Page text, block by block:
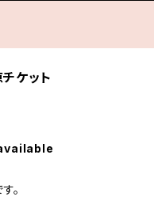
ケット
。